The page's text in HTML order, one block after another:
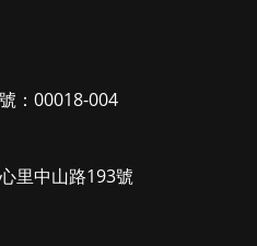
：00018-004
里中山路193號